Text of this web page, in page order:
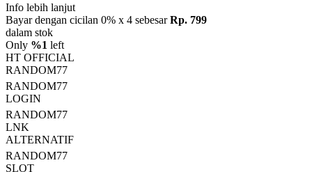
rating
rata-
rata.
Read
13
Reviews.
Tautan
halaman
yang
Info lebih lanjut
Bayar dengan cicilan 0% x 4 sebesarRp. 799
dalam stok
Only %1 left
HT OFFICIAL
RANDOM77
RANDOM77
LOGIN
RANDOM77
LNK
ALTERNATIF
RANDOM77
SLOT